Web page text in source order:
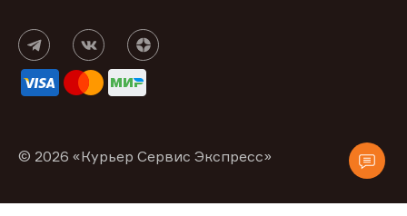
© 2026 «Курьер Сервис Экспресс»